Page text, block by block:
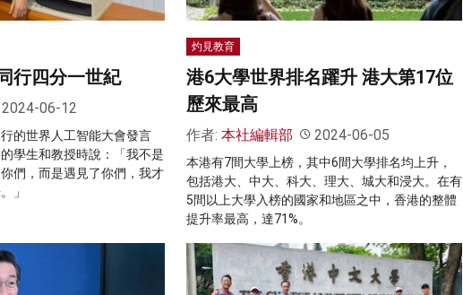
行四分一世紀
2024-06-12
的世界人工智能大會發言
學生和教授時說：「我不是
們，而是遇見了你們，我才
」
灼見教育
港6大學世界排名躍升 港大第17位
歷來最高
作者: 本社編輯部 2024-06-05
本港有7間大學上榜，其中6間大學排名均上升，
包括港大、中大、科大、理大、城大和浸大。在有
5間以上大學入榜的國家和地區之中，香港的整體
提升率最高，達71%。